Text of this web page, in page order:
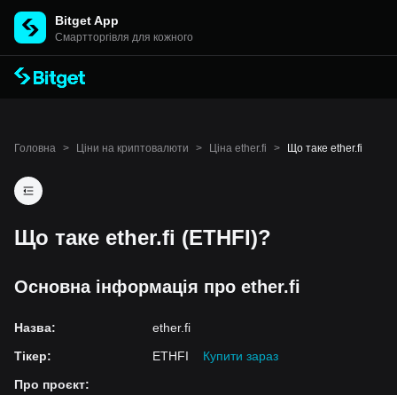
Bitget App
Cмартторгівля для кожного
Головна > Ціни на криптовалюти > Ціна ether.fi > Що таке ether.fi
Що таке ether.fi (ETHFI)?
Основна інформація про ether.fi
Назва:
ether.fi
Тікер: ETHFI
Купити зараз
Про проєкт: